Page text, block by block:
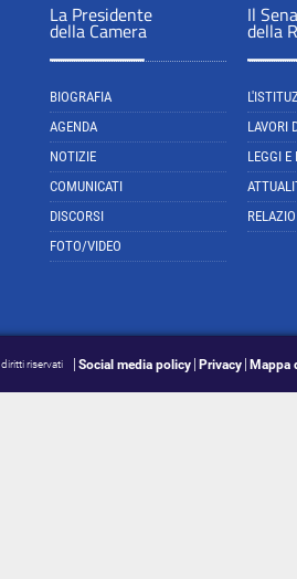
La Presidente
della Camera
BIOGRAFIA
AGENDA
NOTIZIE
COMUNICATI
DISCORSI
FOTO/VIDEO
Il
della
LAVORI
LEGGI E
riservati Social media policy Privacy Mappa